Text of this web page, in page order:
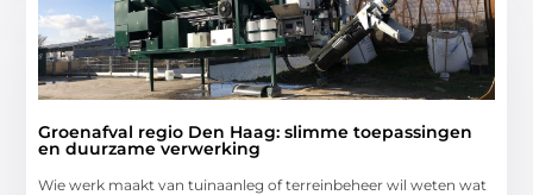
Groenafval regio Den Haag: slimme toepassingen
en duurzame verwerking
Wie werk maakt van tuinaanleg of terreinbeheer wil weten wat